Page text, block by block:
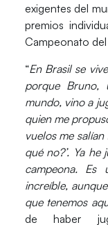
exigentes del
premios
Campeonato
“En Brasil se
porque Bruno,
mundo, vino a
quien me
vuelos me
qué no?’. Ya
campeona. Es
increíble,
que tenemos
de haber